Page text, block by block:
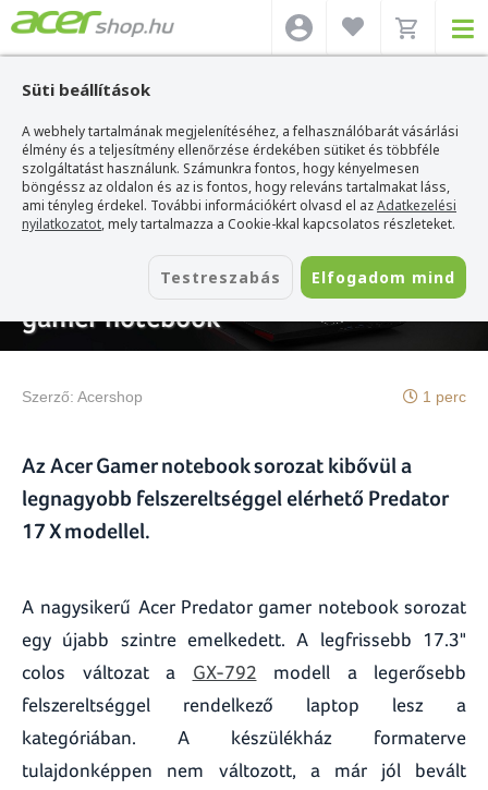
Süti beállítások
A webhely tartalmának megjelenítéséhez, a felhasználóbarát vásárlási
élmény és a teljesítmény ellenőrzése érdekében sütiket és többféle
szolgáltatást használunk. Számunkra fontos, hogy kényelmesen
böngéssz az oldalon és az is fontos, hogy releváns tartalmakat láss,
ami tényleg érdekel. További információkért olvasd el azAdatkezelési
nyilatkozatot, mely tartalmazza a Cookie-kkal kapcsolatos részleteket.
Testreszabás Elfogadom mind
Acer webshop>Hírek>Érkezik az Acer Predator GX-792 gamer notebook
Érkezik az Acer Predator GX-792
gamer notebook
Szerző: Acershop 1 perc
Az Acer Gamer notebook sorozat kibővül a
legnagyobb felszereltséggel elérhető Predator
17 X modellel.
A nagysikerű Acer Predator gamer notebook sorozat
egy újabb szintre emelkedett. A legfrissebb 17.3"
colos változat a GX-792 modell a legerősebb
felszereltséggel rendelkező laptop lesz a
kategóriában. A készülékház formaterve
tulajdonképpen nem változott, a már jól bevált